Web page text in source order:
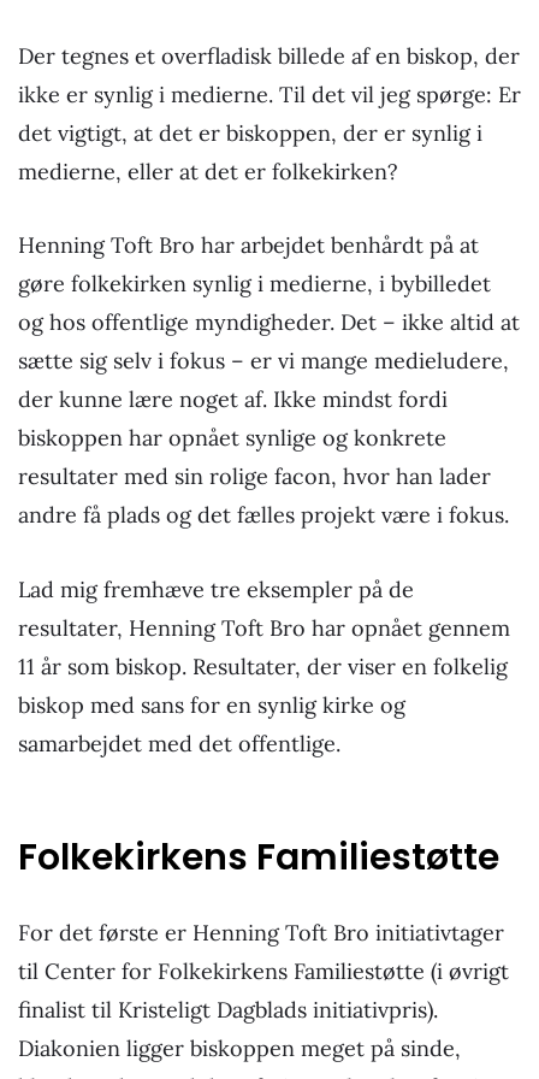
Der tegnes et overfladisk billede af en biskop, der
ikke er synlig i medierne. Til det vil jeg spørge: Er
det vigtigt, at det er biskoppen, der er synlig i
medierne, eller at det er folkekirken?
Henning Toft Bro har arbejdet benhårdt på at
gøre folkekirken synlig i medierne, i bybilledet
og hos offentlige myndigheder. Det – ikke altid at
sætte sig selv i fokus – er vi mange medieludere,
der kunne lære noget af. Ikke mindst fordi
biskoppen har opnået synlige og konkrete
resultater med sin rolige facon, hvor han lader
andre få plads og det fælles projekt være i fokus.
Lad mig fremhæve tre eksempler på de
resultater, Henning Toft Bro har opnået gennem
11 år som biskop. Resultater, der viser en folkelig
biskop med sans for en synlig kirke og
samarbejdet med det offentlige.
Folkekirkens Familiestøtte
For det første er Henning Toft Bro initiativtager
til Center for Folkekirkens Familiestøtte (i øvrigt
finalist til Kristeligt Dagblads initiativpris).
Diakonien ligger biskoppen meget på sinde,